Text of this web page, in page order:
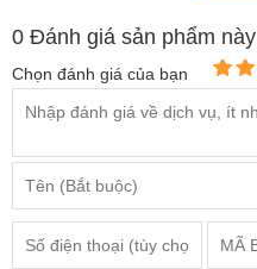
0 Đánh giá sản phẩm này
Chọn đánh giá của bạn